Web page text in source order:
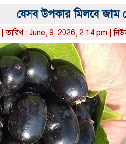
যেসব উপকার মিলবে জাম
| তারিখ : June, 9, 2026, 2:14 pm |